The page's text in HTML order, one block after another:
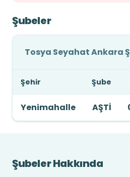
Şubeler
Tosya Seyahat Ankara
Şehir Şube
Yenimahalle AŞTİ
Şubeler Hakkında